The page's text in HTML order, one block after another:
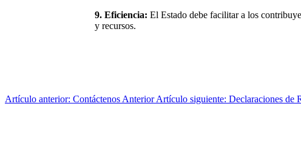
9. Eficiencia: El Estado debe facilitar a los
y recursos.
Artículo anterior: Contáctenos Anterior Artículo siguiente: Declaraciones de